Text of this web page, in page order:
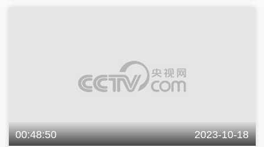
00:48:50 2023-10-18